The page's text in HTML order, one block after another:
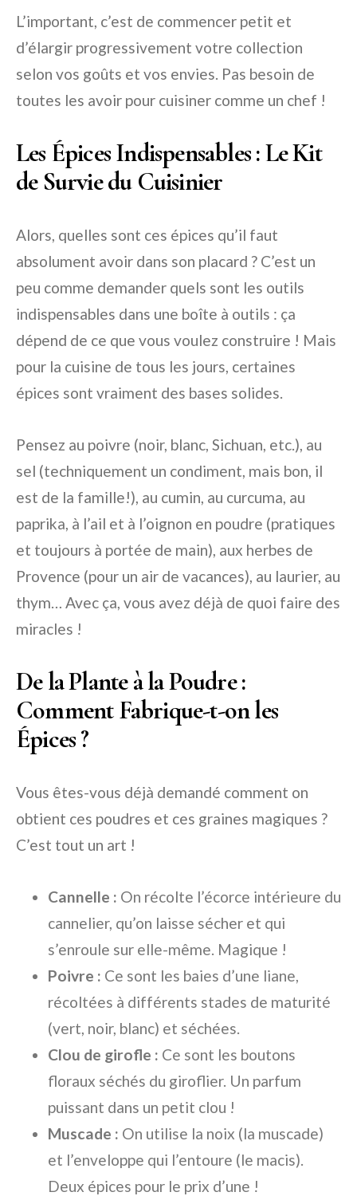
L’important, c’est de commencer petit et
d’élargir progressivement votre collection
selon vos goûts et vos envies. Pas besoin de
toutes les avoir pour cuisiner comme un chef !
Les Épices Indispensables : Le Kit
de Survie du Cuisinier
Alors, quelles sont ces épices qu’il faut
absolument avoir dans son placard ? C’est un
peu comme demander quels sont les outils
indispensables dans une boîte à outils : ça
dépend de ce que vous voulez construire ! Mais
pour la cuisine de tous les jours, certaines
épices sont vraiment des bases solides.
Pensez au poivre (noir, blanc, Sichuan, etc.), au
sel (techniquement un condiment, mais bon, il
est de la famille!), au cumin, au curcuma, au
paprika, à l’ail et à l’oignon en poudre (pratiques
et toujours à portée de main), aux herbes de
Provence (pour un air de vacances), au laurier, au
thym… Avec ça, vous avez déjà de quoi faire des
miracles !
De la Plante à la Poudre :
Comment Fabrique-t-on les
Épices ?
Vous êtes-vous déjà demandé comment on
obtient ces poudres et ces graines magiques ?
C’est tout un art !
Cannelle : On récolte l’écorce intérieure du
cannelier, qu’on laisse sécher et qui
s’enroule sur elle-même. Magique !
Poivre : Ce sont les baies d’une liane,
récoltées à différents stades de maturité
(vert, noir, blanc) et séchées.
Clou de girofle : Ce sont les boutons
floraux séchés du giroflier. Un parfum
puissant dans un petit clou !
Muscade : On utilise la noix (la muscade)
et l’enveloppe qui l’entoure (le macis).
Deux épices pour le prix d’une !